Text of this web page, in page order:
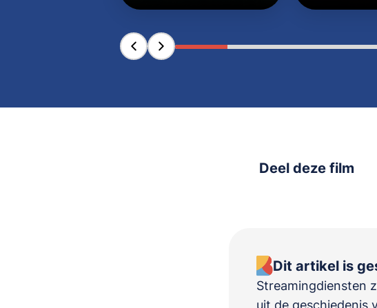
Deel deze film
Dit artikel is
Streamingdiensten
uit de geschiedenis